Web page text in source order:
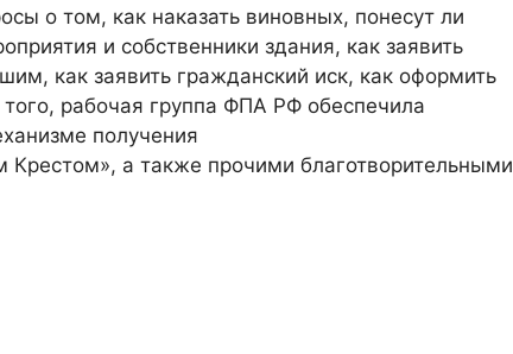
о том, как наказать виновных, понесут ли
и собственники здания, как заявить
как заявить гражданский иск, как оформить
рабочая группа ФПА РФ обеспечила
получения
а также прочими благотворительными